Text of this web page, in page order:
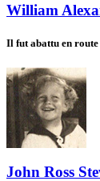
William
Il fut abattu en route
John Ross